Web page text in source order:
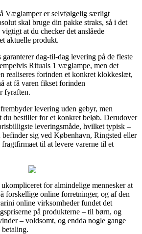
Væglamper er selvfølgelig særligt
skal bruge din pakke straks, så i det
at du checker det anslåede
aktuelle produkt.
dag-til-dag levering på de fleste
Rituals 1 væglampe, men det
realiseres forinden et konkret klokkeslæt,
at få varen fikset forinden
fyraften.
levering uden gebyr, men
du bestiller for et konkret beløb. Derudover
leveringsmåde, hvilket typisk –
sig ved København, Ringsted eller
til at levere varerne til et
for almindelige mennesker at
forskellige online forretninger, og af den
online virksomheder fundet det
på produkterne – til børn, og
– voldsomt, og endda nogle gange